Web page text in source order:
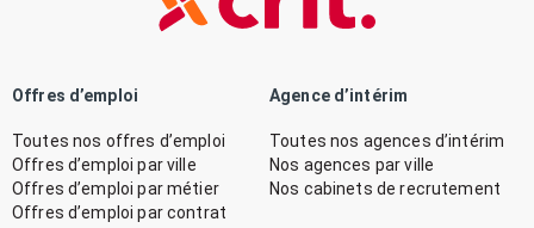
Offres d’emploi
Toutes nos offres d’emploi
Offres d’emploi par ville
Offres d’emploi par métier
Offres d’emploi par contrat
Agence d’intérim
Toutes nos agences d’intérim
Nos agences par ville
Nos cabinets de recrutement